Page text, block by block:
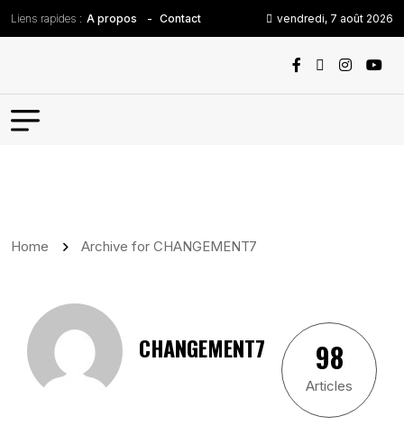
Liens rapides : A propos Contact vendredi, 7 août 2026
Home Archive for CHANGEMENT7
CHANGEMENT7 98
Articles